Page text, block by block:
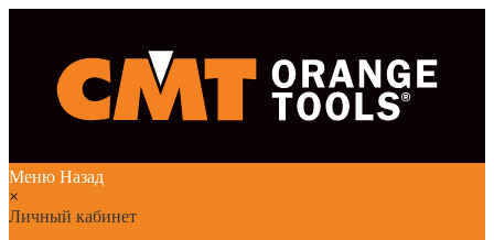
Меню Назад
×
Личный кабинет